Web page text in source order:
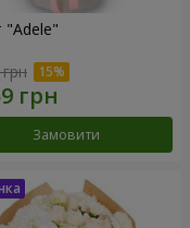
"Adele"
Замовити